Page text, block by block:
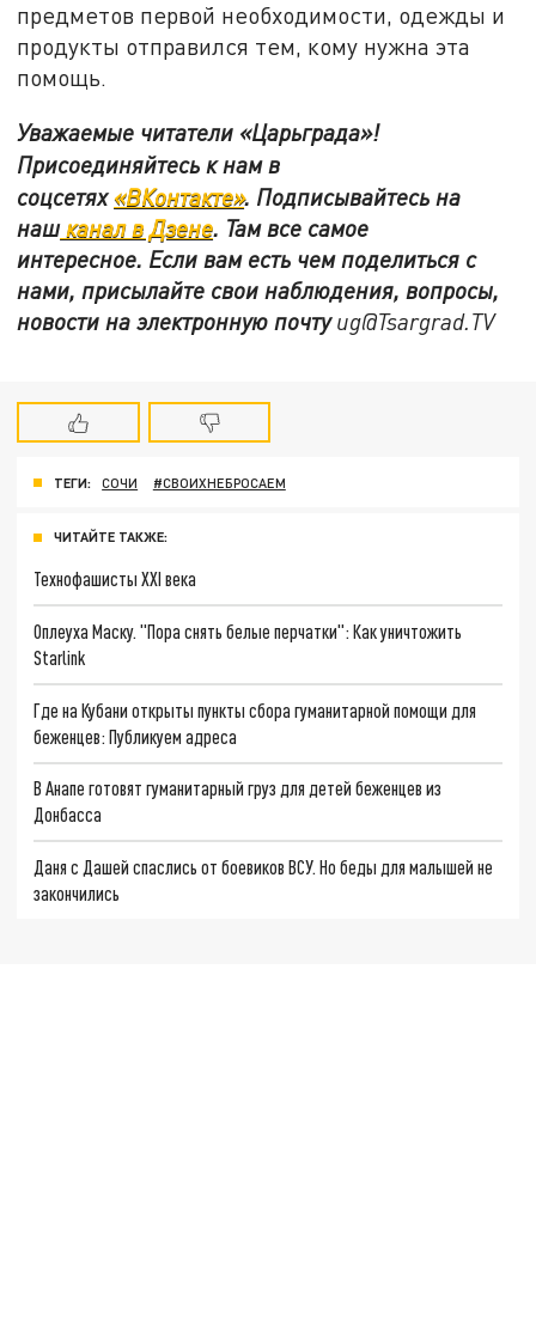
предметов первой необходимости, одежды и
продукты отправился тем, кому нужна эта
помощь.
Уважаемые читатели «Царьграда»!
Присоединяйтесь к нам в
соцсетях«ВКонтакте». Подписывайтесь на
нашканал в Дзене. Там все самое
интересное. Если вам есть чем поделиться с
нами, присылайте свои наблюдения, вопросы,
новости на электронную почтуug@Tsargrad.TV
ТЕГИ: СОЧИ #СВОИХНЕБРОСАЕМ
ЧИТАЙТЕ ТАКЖЕ:
Технофашисты XXI века
Оплеуха Маску. "Пора снять белые перчатки": Как уничтожить
Starlink
Где на Кубани открыты пункты сбора гуманитарной помощи для
беженцев: Публикуем адреса
В Анапе готовят гуманитарный груз для детей беженцев из
Донбасса
Даня с Дашей спаслись от боевиков ВСУ. Но беды для малышей не
закончились